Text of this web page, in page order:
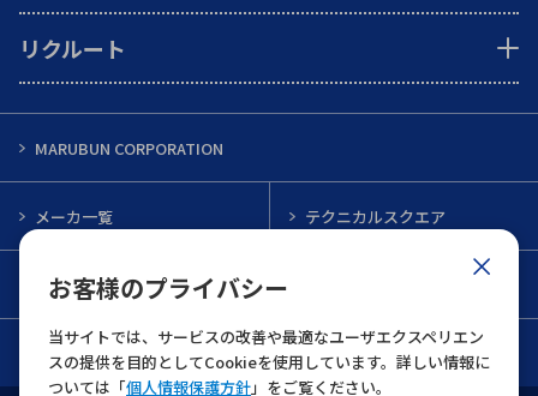
お客様のプライバシー
当サイトでは、サービスの改善や最適なユーザエクスペリエン
スの提供を目的としてCookieを使用しています。詳しい情報に
ついては「個人情報保護方針」をご覧ください。
リクルート
MARUBUN CORPORATION
メーカ一覧 テクニカルスクエア
インフォメーション
お問い合わせ